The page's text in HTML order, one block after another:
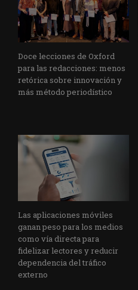
Doce lecciones de Oxford
para las redacciones: menos
retórica sobre innovación y
más método periodístico
Las aplicaciones móviles
ganan peso para los medios
como vía directa para
fidelizar lectores y reducir
dependencia del tráfico
externo